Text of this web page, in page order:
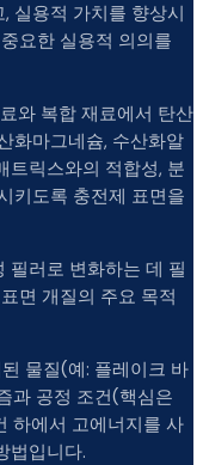
실용적 가치를 향상시
요한 실용적 의의를
와 복합 재료에서 탄산
화마그네슘, 수산화알
트릭스와의 적합성, 분
키도록 충전제 표면을
필러로 변화하는 데 필
면 개질의 주요 목적
물질(예: 플레이크 바
과 공정 조건(핵심은
하에서 고에너지를 사
법입니다.